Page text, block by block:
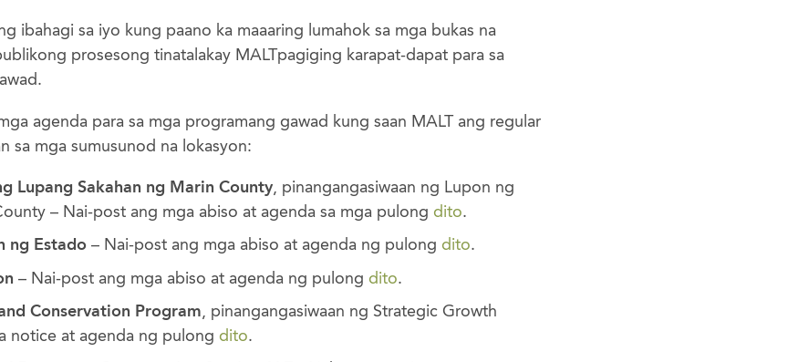
ibahagi sa iyo kung paano ka maaaring lumahok sa mga bukas na
prosesong tinatalakay MALTpagiging karapat-dapat para sa
agenda para sa mga programang gawad kung saan MALT ang regular
sa mga sumusunod na lokasyon:
Lupang Sakahan ng Marin County, pinangangasiwaan ng Lupon ng
– Nai-post ang mga abiso at agenda sa mga pulongdito.
ng Estado – Nai-post ang mga abiso at agenda ng pulongdito.
– Nai-post ang mga abiso at agenda ng pulongdito.
Conservation Program, pinangangasiwaan ng Strategic Growth
notice at agenda ng pulongdito.